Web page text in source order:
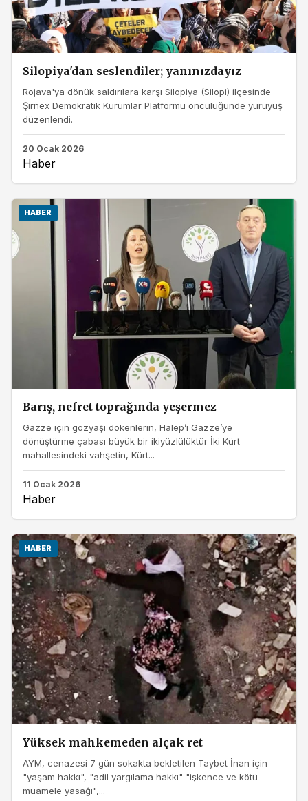
Silopiya'dan seslendiler; yanınızdayız
Rojava'ya dönük saldırılara karşı Silopiya (Silopi) ilçesinde
Şirnex Demokratik Kurumlar Platformu öncülüğünde yürüyüş
düzenlendi.
20 Ocak 2026
Haber
HABER
Barış, nefret toprağında yeşermez
Gazze için gözyaşı dökenlerin, Halep’i Gazze’ye
dönüştürme çabası büyük bir ikiyüzlülüktür İki Kürt
mahallesindeki vahşetin, Kürt...
11 Ocak 2026
Haber
HABER
Yüksek mahkemeden alçak ret
AYM, cenazesi 7 gün sokakta bekletilen Taybet İnan için
"yaşam hakkı", "adil yargılama hakkı" "işkence ve kötü
muamele yasağı",...